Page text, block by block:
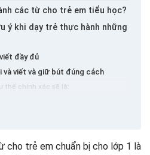
các từ cho trẻ em tiểu học?
ý khi dạy trẻ thực hành những
đầy đủ
và viết và giữ bút đúng cách
thế chính xác sẽ là:
thoải mái
tính năng cơ bản
cho trẻ em chuẩn bị cho lớp 1 là